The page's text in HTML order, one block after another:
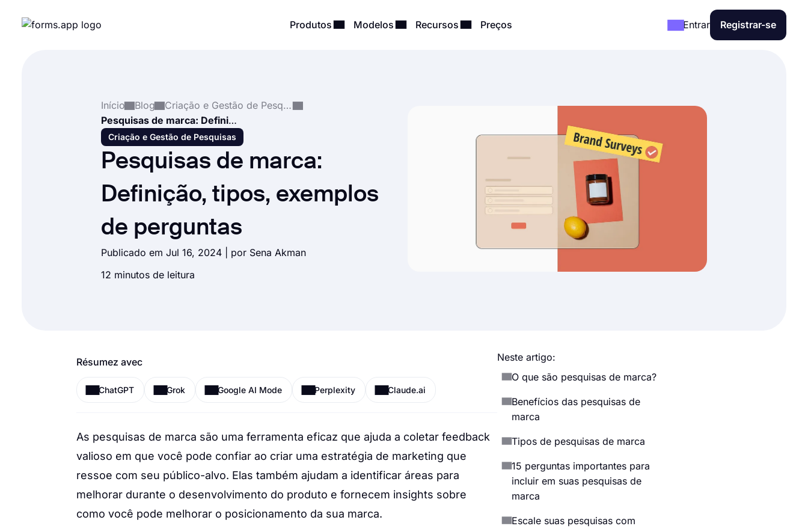
Produtos Modelos Recursos Preços Entrar Registrar-se
Início Blog
Criação e Gestão de Pesquisas
Pesquisas de marca: Definição, tipos, exemplos de perguntas
Criação e Gestão de Pesquisas
Pesquisas de marca:
Definição, tipos, exemplos
de perguntas
Publicado em Jul 16, 2024 | por Sena Akman
12 minutos de leitura
Résumez avec
ChatGPT Grok Google AI Mode Perplexity Claude.ai
As pesquisas de marca são uma ferramenta eficaz que ajuda a coletar feedback
valioso em que você pode confiar ao criar uma estratégia de marketing que
ressoe com seu público-alvo. Elas também ajudam a identificar áreas para
melhorar durante o desenvolvimento do produto e fornecem insights sobre
como você pode melhorar o posicionamento da sua marca.
Neste artigo:
O que são pesquisas de marca?
Benefícios das pesquisas de
marca
Tipos de pesquisas de marca
15 perguntas importantes para
incluir em suas pesquisas de
marca
Escale suas pesquisas com